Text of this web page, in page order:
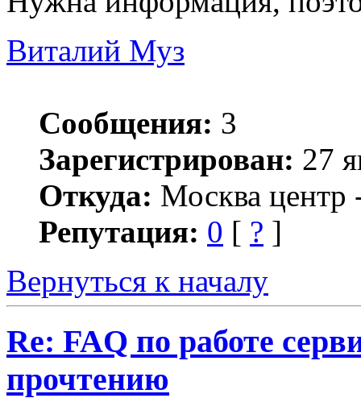
Виталий Муз
Сообщения: 3
Зарегистрирован: 27
Откуда: Москва центр
Репутация: 0 [ ? ]
Вернуться к началу
Re: FAQ по работе
прочтению